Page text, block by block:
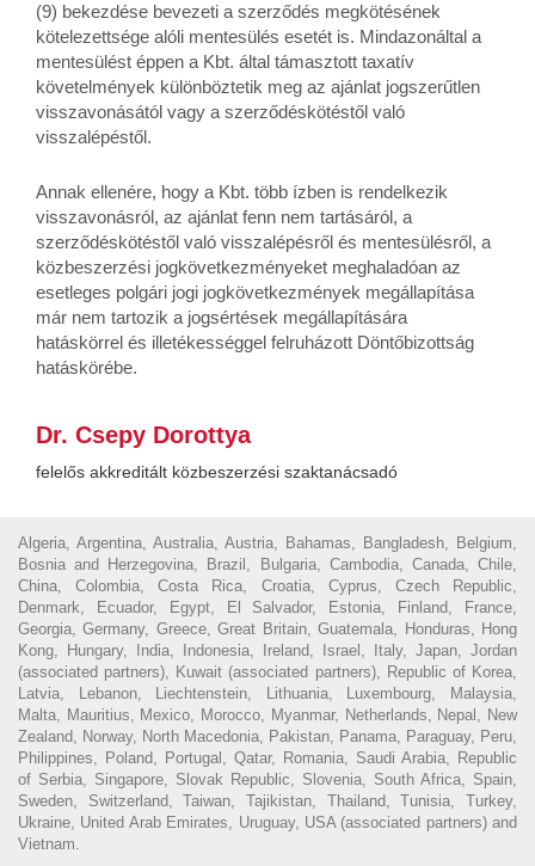
(9) bekezdése bevezeti a szerződés megkötésének
kötelezettsége alóli mentesülés esetét is. Mindazonáltal a
mentesülést éppen a Kbt. által támasztott taxatív
követelmények különböztetik meg az ajánlat jogszerűtlen
visszavonásától vagy a szerződéskötéstől való
visszalépéstől.
Annak ellenére, hogy a Kbt. több ízben is rendelkezik
visszavonásról, az ajánlat fenn nem tartásáról, a
szerződéskötéstől való visszalépésről és mentesülésről, a
közbeszerzési jogkövetkezményeket meghaladóan az
esetleges polgári jogi jogkövetkezmények megállapítása
már nem tartozik a jogsértések megállapítására
hatáskörrel és illetékességgel felruházott Döntőbizottság
hatáskörébe.
Dr. Csepy Dorottya
felelős akkreditált közbeszerzési szaktanácsadó
Algeria, Argentina, Australia, Austria, Bahamas, Bangladesh, Belgium,
Bosnia and Herzegovina, Brazil, Bulgaria, Cambodia, Canada, Chile,
China, Colombia, Costa Rica, Croatia, Cyprus, Czech Republic,
Denmark, Ecuador, Egypt, El Salvador, Estonia, Finland, France,
Georgia, Germany, Greece, Great Britain, Guatemala, Honduras, Hong
Kong, Hungary, India, Indonesia, Ireland, Israel, Italy, Japan, Jordan
(associated partners), Kuwait (associated partners), Republic of Korea,
Latvia, Lebanon, Liechtenstein, Lithuania, Luxembourg, Malaysia,
Malta, Mauritius, Mexico, Morocco, Myanmar, Netherlands, Nepal, New
Zealand, Norway, North Macedonia, Pakistan, Panama, Paraguay, Peru,
Philippines, Poland, Portugal, Qatar, Romania, Saudi Arabia, Republic
of Serbia, Singapore, Slovak Republic, Slovenia, South Africa, Spain,
Sweden, Switzerland, Taiwan, Tajikistan, Thailand, Tunisia, Turkey,
Ukraine, United Arab Emirates, Uruguay, USA (associated partners) and
Vietnam.